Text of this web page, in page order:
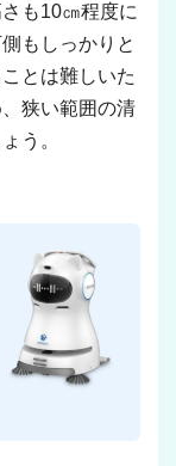
も10㎝程度に
もしっかりと
とは難しいた
狭い範囲の清
う。